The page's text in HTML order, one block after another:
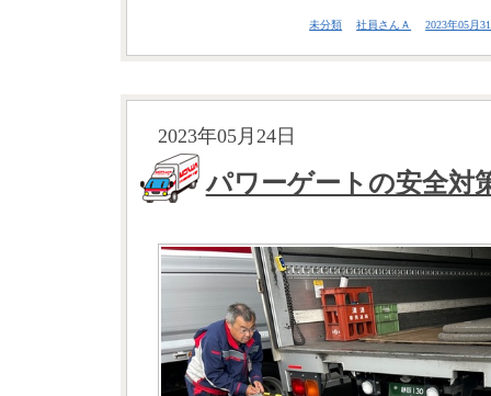
未分類 社員さんＡ 2023年05月
2023年05月24日
パワーゲートの安全対